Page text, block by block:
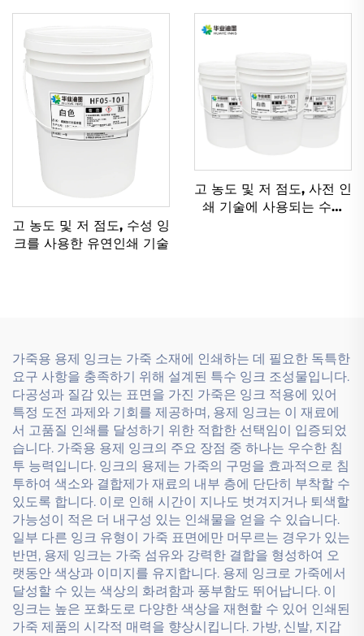
크가 적용 가능합니다.
고 농도 및 저 점도, 수성 잉
크를 사용한 유연인쇄 기술
고 농도 및 저 점도, 사전 인
쇄 기술에 사용되는 수성
가죽용 용제 잉크는 가죽 소재에 인쇄하는 데 필요한 독특한
요구 사항을 충족하기 위해 설계된 특수 잉크 조성물입니다.
다공성과 질감 있는 표면을 가진 가죽은 잉크 적용에 있어
특정 도전 과제와 기회를 제공하며, 용제 잉크는 이 재료에
서 고품질 인쇄를 달성하기 위한 적합한 선택임이 입증되었
습니다. 가죽용 용제 잉크의 주요 장점 중 하나는 우수한 침
투 능력입니다. 잉크의 용제는 가죽의 구멍을 효과적으로 침
투하여 색소와 결합제가 재료의 내부 층에 단단히 부착할 수
있도록 합니다. 이로 인해 시간이 지나도 벗겨지거나 퇴색할
가능성이 적은 더 내구성 있는 인쇄물을 얻을 수 있습니다.
일부 다른 잉크 유형이 가죽 표면에만 머무르는 경우가 있는
반면, 용제 잉크는 가죽 섬유와 강력한 결합을 형성하여 오
랫동안 색상과 이미지를 유지합니다. 용제 잉크로 가죽에서
달성할 수 있는 색상의 화려함과 풍부함도 뛰어납니다. 이
잉크는 높은 포화도로 다양한 색상을 재현할 수 있어 인쇄된
가죽 제품의 시각적 매력을 향상시킵니다. 가방, 신발, 지갑